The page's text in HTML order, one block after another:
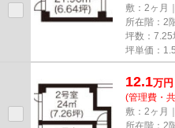
敷：2ヶ月
所在階：2
坪数：7.25
坪単価：
12.1万円
(管理費・
敷：2ヶ月
所在階：2